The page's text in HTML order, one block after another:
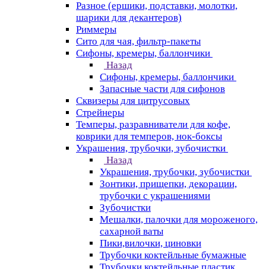
Разное (ершики, подставки, молотки,
шарики для декантеров)
Риммеры
Сито для чая, фильтр-пакеты
Сифоны, кремеры, баллончики
Назад
Сифоны, кремеры, баллончики
Запасные части для сифонов
Сквизеры для цитрусовых
Стрейнеры
Темперы, разравниватели для кофе,
коврики для темперов, нок-боксы
Украшения, трубочки, зубочистки
Назад
Украшения, трубочки, зубочистки
Зонтики, прищепки, декорации,
трубочки с украшениями
Зубочистки
Мешалки, палочки для мороженого,
сахарной ваты
Пики,вилочки, циновки
Трубочки коктейльные бумажные